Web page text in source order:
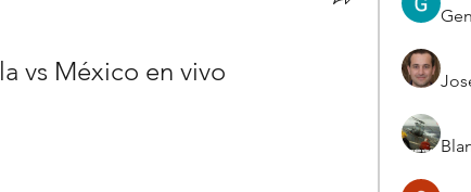
vs México en vivo